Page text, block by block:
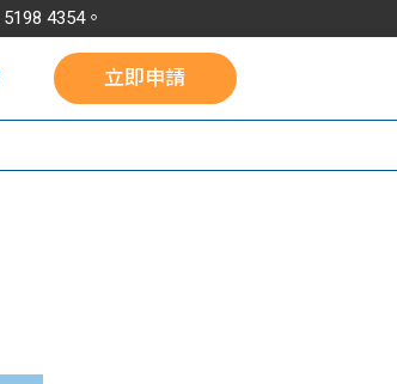
5198 4354。
立即申請